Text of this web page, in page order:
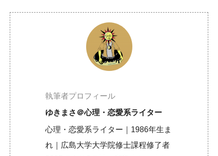
執筆者プロフィール
ゆきまさ＠心理・恋愛系ライター
心理・恋愛系ライター｜1986年生ま
れ｜広島大学大学院修士課程修了者